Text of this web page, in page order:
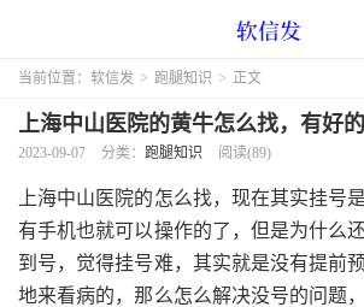
当前位置： 软信发 > 跑腿知识 > 正文
上海中山医院的黄牛怎么找，有好
2023-09-07 分类： 跑腿知识 阅读(89)
上海中山医院的怎么找，现在其实挂号
有手机也就可以操作的了，但是为什么
到号，觉得挂号难，其实就是没有提前
地来看病的，那么怎么解决没号的问题